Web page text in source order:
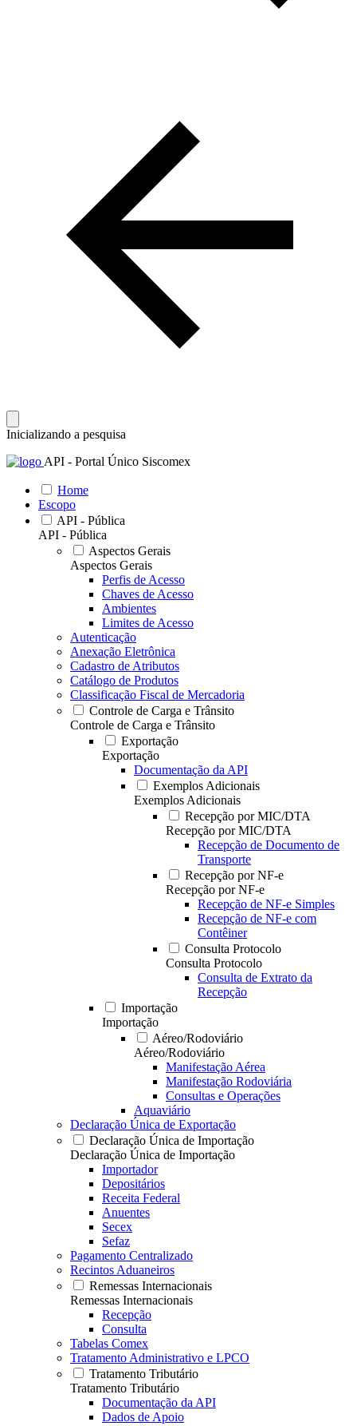
Inicializando a pesquisa
API - Portal Único Siscomex
Home
Escopo
API - Pública
API - Pública
Aspectos Gerais
Aspectos Gerais
Perfis de Acesso
Chaves de Acesso
Ambientes
Limites de Acesso
Autenticação
Anexação Eletrônica
Cadastro de Atributos
Catálogo de Produtos
Classificação Fiscal de Mercadoria
Controle de Carga e Trânsito
Controle de Carga e Trânsito
Exportação
Exportação
Documentação da API
Exemplos Adicionais
Exemplos Adicionais
Recepção por MIC/DTA
Recepção por MIC/DTA
Recepção de Documento de
Transporte
Recepção por NF-e
Recepção por NF-e
Recepção de NF-e Simples
Recepção de NF-e com
Contêiner
Consulta Protocolo
Consulta Protocolo
Consulta de Extrato da
Recepção
Importação
Importação
Aéreo/Rodoviário
Aéreo/Rodoviário
Manifestação Aérea
Manifestação Rodoviária
Consultas e Operações
Aquaviário
Declaração Única de Exportação
Declaração Única de Importação
Declaração Única de Importação
Importador
Depositários
Receita Federal
Anuentes
Secex
Sefaz
Pagamento Centralizado
Recintos Aduaneiros
Remessas Internacionais
Remessas Internacionais
Recepção
Consulta
Tabelas Comex
Tratamento Administrativo e LPCO
Tratamento Tributário
Tratamento Tributário
Documentação da API
Dados de Apoio